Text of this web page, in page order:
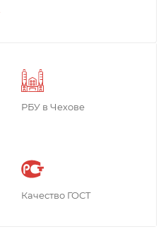
РБУ в Чехове
Качество ГОСТ